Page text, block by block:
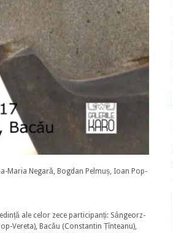
Maria Negară, Bogdan Pelmuș, Ioan Pop-
ale celor zece participanți: Sȃngeorz-
Vereta), Bacǎu (Constantin Ṭȋnteanu),